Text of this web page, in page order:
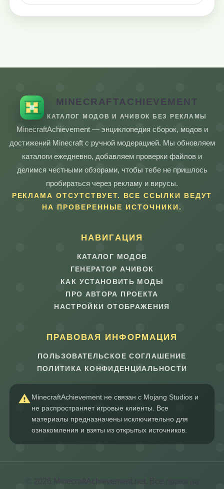
MINECRAFTACHIEVEMENT
КАТАЛОГ МОДОВ И АЧИВОК БЕЗ РЕКЛАМЫ
MinecraftAchievement — энциклопедия сборок, модов и
достижений Minecraft с ручной модерацией. Мы обновляем
каталоги ежедневно, добавляем проверки файлов и
делимся честными обзорами, чтобы тебе не пришлось
пробираться через рекламу и вирусы.
РЕКЛАМА ОТСУТСТВУЕТ. ВСЕ ССЫЛКИ ВЕДУТ
НА ПРОВЕРЕННЫЕ ИСТОЧНИКИ.
НАВИГАЦИЯ
КАТАЛОГ МОДОВ
ГЕНЕРАТОР АЧИВОК
КАК УСТАНОВИТЬ МОДЫ
ПРО АВТОРА ПРОЕКТА
НАСТРОЙКИ ОТОБРАЖЕНИЯ
ПРАВОВАЯ ИНФОРМАЦИЯ
ПОЛЬЗОВАТЕЛЬСКОЕ СОГЛАШЕНИЕ
ПОЛИТИКА КОНФИДЕНЦИАЛЬНОСТИ
MinecraftAchievement не связан с Mojang Studios и
не распространяет игровые клиенты. Все
материалы предназначены исключительно для
ознакомления и взяты из открытых источников.
© 2026 MinecraftAchievement.net. Все права на